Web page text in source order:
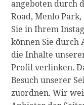
angeboten durch
Road, Menlo
Sie in Ihrem
können Sie durch
die Inhalte
Profil verlinken.
Besuch unserer
zuordnen. Wir